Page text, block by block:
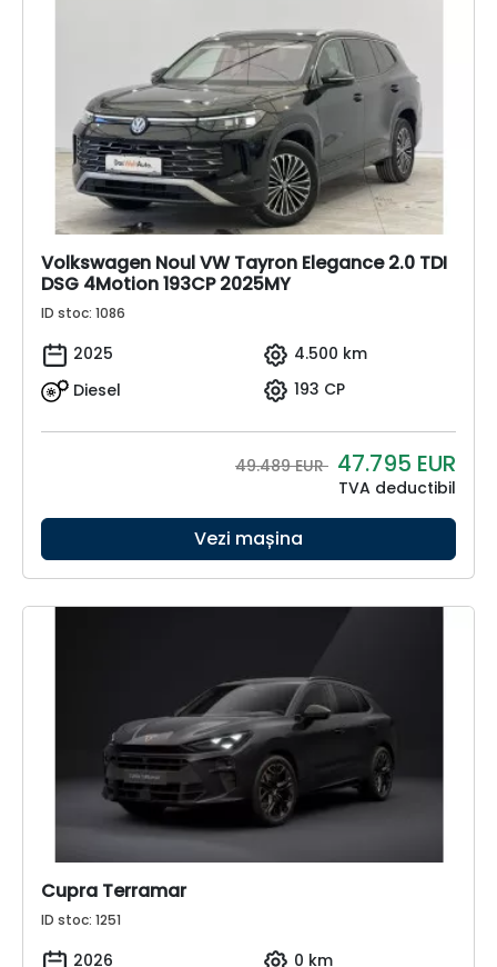
Volkswagen Noul VW Tayron Elegance 2.0 TDI
DSG 4Motion 193CP 2025MY
ID stoc: 1086
2025
4.500 km
Diesel
193 CP
49.489 EUR 47.795 EUR
TVA deductibil
Vezi mașina
Cupra Terramar
ID stoc: 1251
2026 0 km